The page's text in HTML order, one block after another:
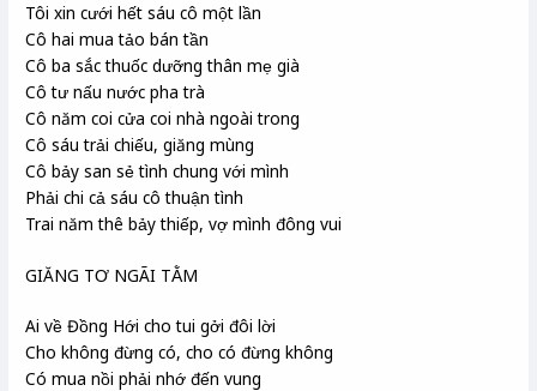
Tôi xin cưới hết sáu cô một lần
Cô hai mua tảo bán tần
Cô ba sắc thuốc dưỡng thân mẹ già
Cô tư nấu nước pha trà
Cô năm coi cửa coi nhà ngoài trong
Cô sáu trải chiếu, giăng mùng
Cô bảy san sẻ tình chung với mình
Phải chi cả sáu cô thuận tình
Trai năm thê bảy thiếp, vợ mình đông vui
GIĂNG TƠ NGÃI TẰM
Ai về Đồng Hới cho tui gởi đôi lời
Cho không đừng có, cho có đừng không
Có mua nồi phải nhớ đến vung